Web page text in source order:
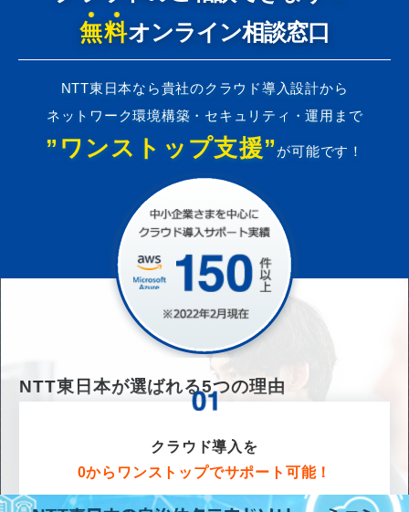
無料オンライン相談窓口
NTT東日本なら貴社のクラウド導入設計から
ネットワーク環境構築・セキュリティ・運用まで
”ワンストップ支援” が可能です！
NTT東日本が選ばれる5つの理由
クラウド導入を
0からワンストップでサポート可能！